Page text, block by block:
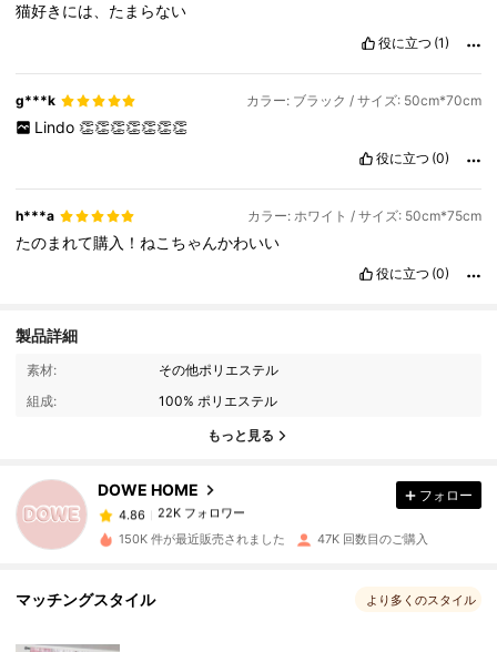
猫好きには、たまらない
役に立つ (1)
g***k カラー: ブラック / サイズ: 50cm*70cm
Lindo 👏👏👏👏👏👏👏
役に立つ (0)
h***a カラー: ホワイト / サイズ: 50cm*75cm
たのまれて購入！ねこちゃんかわいい
役に立つ (0)
製品詳細
素材:
その他ポリエステル
組成:
100% ポリエステル
もっと見る
DOWE HOME
22K フォロワー
4.86
22K フォロワー
r***a は1日前に購入しました
フォロー
150K 件が最近販売されました 47K 回数目のご購入
マッチングスタイル より多くのスタイル